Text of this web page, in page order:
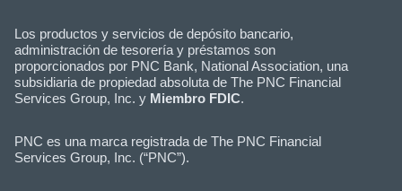
Los productos y servicios de depósito bancario,
administración de tesorería y préstamos son
proporcionados por PNC Bank, National Association, una
subsidiaria de propiedad absoluta de The PNC Financial
Services Group, Inc. y Miembro FDIC.
PNC es una marca registrada de The PNC Financial
Services Group, Inc. (“PNC”).